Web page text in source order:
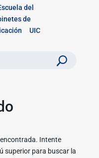
del
de
UIC
Intente
superior para buscar la